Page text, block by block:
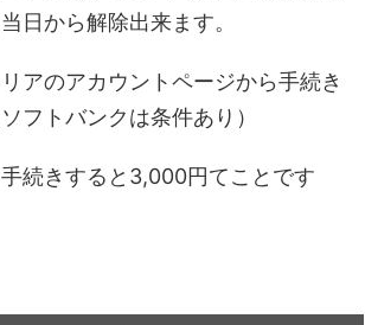
日から解除出来ます。
アのアカウントページから手続き
フトバンクは条件あり）
続きすると3,000円てことです